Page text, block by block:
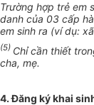
Trường hợp trẻ em
danh của 03 cấp
em sinh ra (ví dụ:
(5) Chỉ cần thiết
cha, mẹ.
4. Đăng ký khai